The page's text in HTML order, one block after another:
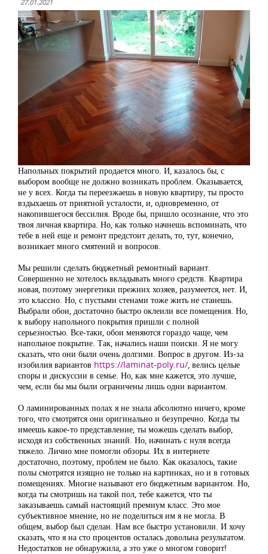
27.01.2021
Напольных покрытий продается много. И, казалось бы, с
выбором вообще не должно возникать проблем. Оказывается,
не у всех. Когда ты переезжаешь в новую квартиру, ты просто
вздыхаешь от приятной усталости, и, одновременно, от
накопившегося бессилия. Вроде бы, пришло осознание, что это
твоя личная квартира. Но, как только начнешь вспоминать, что
тебе в ней еще и ремонт предстоит делать, то, тут, конечно,
возникает много смятений и вопросов.
Мы решили сделать бюджетный ремонтный вариант.
Совершенно не хотелось вкладывать много средств. Квартира
новая, поэтому энергетики прежних хозяев, разумеется, нет. И,
это классно. Но, с пустыми стенами тоже жить не станешь.
Выбрали обои, достаточно быстро оклеили все помещения. Но,
к выбору напольного покрытия пришли с полной
серьезностью. Все-таки, обои меняются гораздо чаще, чем
напольное покрытие. Так, начались наши поиски. Я не могу
сказать, что они были очень долгими. Вопрос в другом. Из-за
изобилия вариантов https://laminat-poly.ru/ , велись целые
споры и дискуссии в семье. Но, как мне кажется, это лучше,
чем, если бы мы были ограничены лишь одни вариантом.
О ламинированных полах я не знала абсолютно ничего, кроме
того, что смотрятся они оригинально и безупречно. Когда ты
имеешь какое-то представление, ты можешь сделать выбор,
исходя из собственных знаний. Но, начинать с нуля всегда
тяжело. Лично мне помогли обзоры. Их в интернете
достаточно, поэтому, проблем не было. Как оказалось, такие
полы смотрятся изящно не только на картинках, но и в готовых
помещениях. Многие называют его бюджетным вариантом. Но,
когда ты смотришь на такой пол, тебе кажется, что ты
заказываешь самый настоящий премиум класс. Это мое
субъективное мнение, но не поделиться им я не могла. В
общем, выбор был сделан. Нам все быстро установили. И хочу
сказать, что я на сто процентов осталась довольна результатом.
Недостатков не обнаружила, а это уже о многом говорит!